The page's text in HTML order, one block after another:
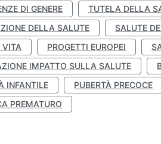
DI GENERE
TUTELA DELLA
DELLA SALUTE
SALUTE
VITA
PROGETTI EUROPEI
IMPATTO SULLA SALUTE
INFANTILE
PUBERTÀ PRECOCE
PREMATURO